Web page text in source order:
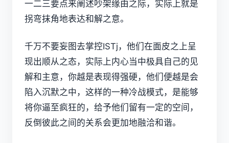
一二三要点来阐述吵架缘由之际，实际上就是
拐弯抹角地表达和解之意。
千万不要妄图去掌控ISTj，他们在面皮之上呈
现出顺从之态，实际上内心当中极具自己的见
解和主意，你越是表现得强硬，他们便越是会
陷入沉默之中，这样的一种冷战模式，是能够
将你逼至疯狂的，给予他们留有一定的空间，
反倒彼此之间的关系会更加地融洽和谐。